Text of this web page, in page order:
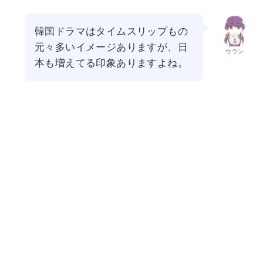
ウラン
韓国ドラマはタイムスリップもの
元々多いイメージありますが、日
本も増えてる印象ありますよね。